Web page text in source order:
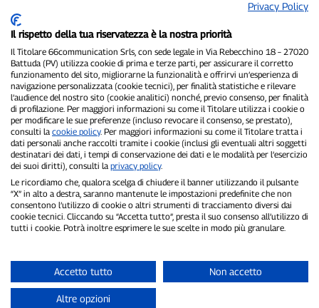
P300.it è una Testata Giornalistica indipendente
Registrazione numero 1/2021 del 1/2/2021 - Tribunale di Pavia
Proprietario ed editore:66communication Srls- P.IVA
02798890188
Direttore Responsabile:Alessandro Secchi- Vicedirettore:Federico
Benedusi
Privacy Policy-
"Se è successo davvero, lo trovi su P300.it"
Copyright © P300.it 2012-2026
Privacy Policy
Il rispetto della tua riservatezza è la nostra priorità
Il Titolare 66communication Srls, con sede legale in Via Rebecchino 18 – 27020
Battuda (PV) utilizza cookie di prima e terze parti, per assicurare il corretto
funzionamento del sito, migliorarne la funzionalità e offrirvi un’esperienza di
navigazione personalizzata (cookie tecnici), per finalità statistiche e rilevare
l’audience del nostro sito (cookie analitici) nonché, previo consenso, per finalità
di profilazione. Per maggiori informazioni su come il Titolare utilizza i cookie o
per modificare le sue preferenze (incluso revocare il consenso, se prestato),
consulti la cookie policy. Per maggiori informazioni su come il Titolare tratta i
dati personali anche raccolti tramite i cookie (inclusi gli eventuali altri soggetti
destinatari dei dati, i tempi di conservazione dei dati e le modalità per l’esercizio
dei suoi diritti), consulti la privacy policy.
Le ricordiamo che, qualora scelga di chiudere il banner utilizzando il pulsante
“X” in alto a destra, saranno mantenute le impostazioni predefinite che non
consentono l’utilizzo di cookie o altri strumenti di tracciamento diversi dai
cookie tecnici. Cliccando su “Accetta tutto”, presta il suo consenso all’utilizzo di
tutti i cookie. Potrà inoltre esprimere le sue scelte in modo più granulare.
Accetto tutto Non accetto
Altre opzioni